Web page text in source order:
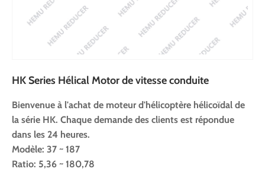
HK Series Hélical Motor de vitesse conduite
Bienvenue à l'achat de moteur d'hélicoptère hélicoïdal de
la série HK. Chaque demande des clients est répondue
dans les 24 heures.
Modèle: 37 ~ 187
Ratio: 5,36 ~ 180,78